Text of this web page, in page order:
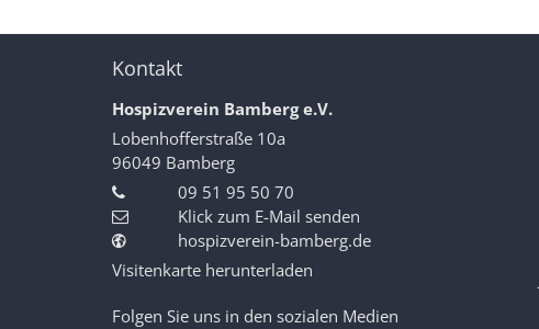
Kontakt
Hospizverein Bamberg e.V.
Lobenhofferstraße 10a
96049 Bamberg
09 51 95 50 70
Klick zum E-Mail senden
hospizverein-bamberg.de
Visitenkarte herunterladen
Folgen Sie uns in den sozialen Medien